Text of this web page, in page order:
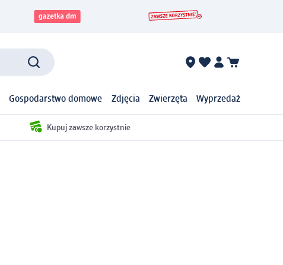
Gospodarstwo domowe Zdjęcia Zwierzęta Wyprzedaż
Kupuj zawsze korzystnie